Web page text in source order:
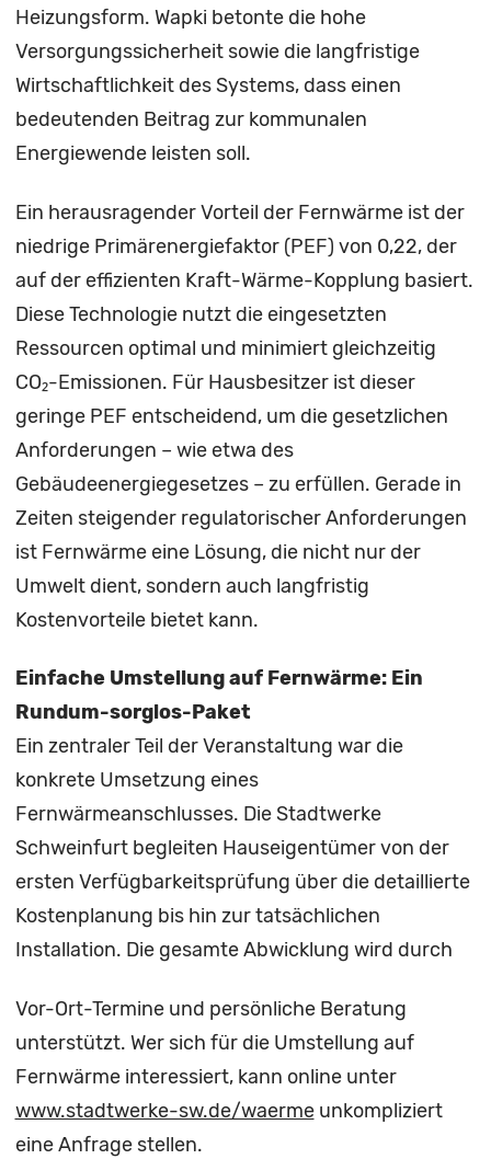
Heizungsform. Wapki betonte die hohe
Versorgungssicherheit sowie die langfristige
Wirtschaftlichkeit des Systems, dass einen
bedeutenden Beitrag zur kommunalen
Energiewende leisten soll.
Ein herausragender Vorteil der Fernwärme ist der
niedrige Primärenergiefaktor (PEF) von 0,22, der
auf der effizienten Kraft-Wärme-Kopplung basiert.
Diese Technologie nutzt die eingesetzten
Ressourcen optimal und minimiert gleichzeitig
CO₂-Emissionen. Für Hausbesitzer ist dieser
geringe PEF entscheidend, um die gesetzlichen
Anforderungen – wie etwa des
Gebäudeenergiegesetzes – zu erfüllen. Gerade in
Zeiten steigender regulatorischer Anforderungen
ist Fernwärme eine Lösung, die nicht nur der
Umwelt dient, sondern auch langfristig
Kostenvorteile bietet kann.
Einfache Umstellung auf Fernwärme: Ein
Rundum-sorglos-Paket
Ein zentraler Teil der Veranstaltung war die
konkrete Umsetzung eines
Fernwärmeanschlusses. Die Stadtwerke
Schweinfurt begleiten Hauseigentümer von der
ersten Verfügbarkeitsprüfung über die detaillierte
Kostenplanung bis hin zur tatsächlichen
Installation. Die gesamte Abwicklung wird durch
Vor-Ort-Termine und persönliche Beratung
unterstützt. Wer sich für die Umstellung auf
Fernwärme interessiert, kann online unter
www.stadtwerke-sw.de/waermeunkompliziert
eine Anfrage stellen.